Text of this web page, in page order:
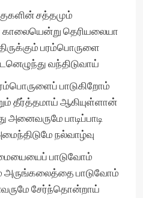
சத்தமும்
காலையென்று தெரியலையா
பரம்பொருளை
வந்திடுவாய்
பாடுகிறோம்
தீர்த்தமாய் ஆகியுள்ளான்
அனைவருமே பாடிப்பாடி
நல்வாழ்வு
பாடுவோம்
அருங்கலைத்தை பாடுவோம்
சேர்ந்தொன்றாய்